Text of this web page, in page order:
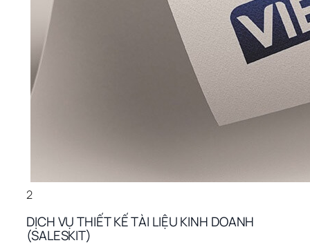
2
DỊCH VỤ THIẾT KẾ TÀI LIỆU KINH DOANH
(SALESKIT)